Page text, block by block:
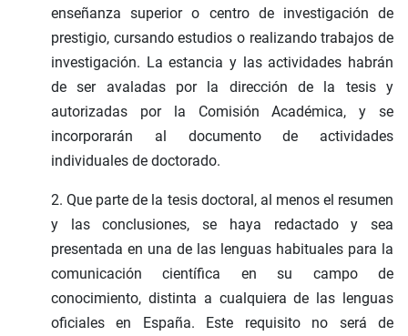
enseñanza superior o centro de investigación de
prestigio, cursando estudios o realizando trabajos de
investigación. La estancia y las actividades habrán
de ser avaladas por la dirección de la tesis y
autorizadas por la Comisión Académica, y se
incorporarán al documento de actividades
individuales de doctorado.
2. Que parte de la tesis doctoral, al menos el resumen
y las conclusiones, se haya redactado y sea
presentada en una de las lenguas habituales para la
comunicación científica en su campo de
conocimiento, distinta a cualquiera de las lenguas
oficiales en España. Este requisito no será de